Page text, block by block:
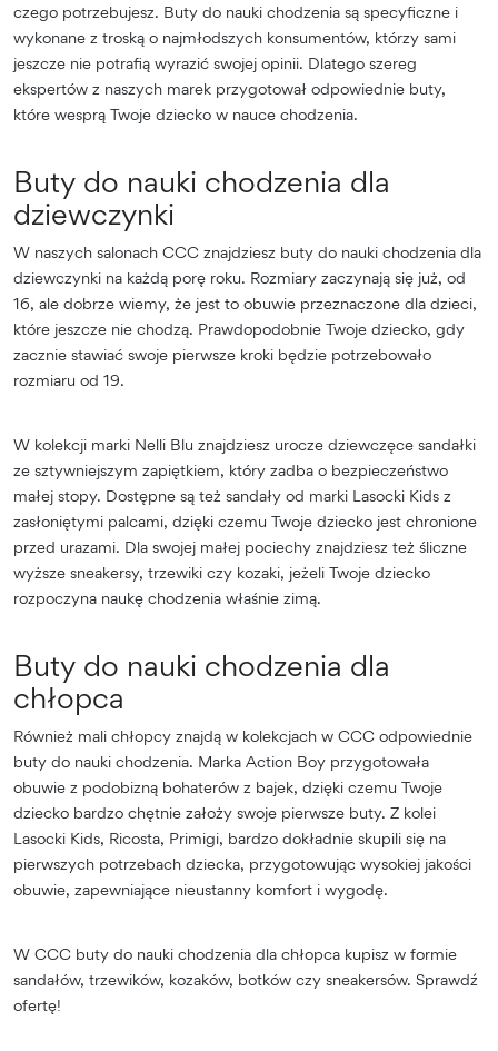
czego potrzebujesz. Buty do nauki chodzenia są specyficzne i
wykonane z troską o najmłodszych konsumentów, którzy sami
jeszcze nie potrafią wyrazić swojej opinii. Dlatego szereg
ekspertów z naszych marek przygotował odpowiednie buty,
które wesprą Twoje dziecko w nauce chodzenia.
Buty do nauki chodzenia dla
dziewczynki
W naszych salonach CCC znajdziesz buty do nauki chodzenia dla
dziewczynki na każdą porę roku. Rozmiary zaczynają się już, od
16, ale dobrze wiemy, że jest to obuwie przeznaczone dla dzieci,
które jeszcze nie chodzą. Prawdopodobnie Twoje dziecko, gdy
zacznie stawiać swoje pierwsze kroki będzie potrzebowało
rozmiaru od 19.
W kolekcji marki Nelli Blu znajdziesz urocze dziewczęce sandałki
ze sztywniejszym zapiętkiem, który zadba o bezpieczeństwo
małej stopy. Dostępne są też sandały od marki Lasocki Kids z
zasłoniętymi palcami, dzięki czemu Twoje dziecko jest chronione
przed urazami. Dla swojej małej pociechy znajdziesz też śliczne
wyższe sneakersy, trzewiki czy kozaki, jeżeli Twoje dziecko
rozpoczyna naukę chodzenia właśnie zimą.
Buty do nauki chodzenia dla
chłopca
Również mali chłopcy znajdą w kolekcjach w CCC odpowiednie
buty do nauki chodzenia. Marka Action Boy przygotowała
obuwie z podobizną bohaterów z bajek, dzięki czemu Twoje
dziecko bardzo chętnie założy swoje pierwsze buty. Z kolei
Lasocki Kids, Ricosta, Primigi, bardzo dokładnie skupili się na
pierwszych potrzebach dziecka, przygotowując wysokiej jakości
obuwie, zapewniające nieustanny komfort i wygodę.
W CCC buty do nauki chodzenia dla chłopca kupisz w formie
sandałów, trzewików, kozaków, botków czy sneakersów. Sprawdź
ofertę!